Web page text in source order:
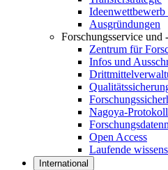
Ideenwettbewerb
Ausgründungen
Forschungsservice und
Zentrum für
Infos und
Nagoya-Protokoll
Open Access
Laufende
International